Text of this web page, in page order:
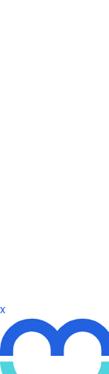
x